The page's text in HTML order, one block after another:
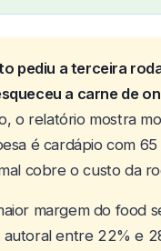
pediu a terceira
a carne de
o relatório mostra
é cardápio com
cobre o custo da
margem do food
entre 22% e